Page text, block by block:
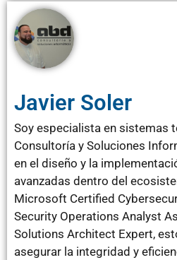
Javier Soler
Soy especialista en sistemas
Consultoría y Soluciones
en el diseño y la
avanzadas dentro del
Microsoft Certified
Security Operations Analyst
Solutions Architect Expert,
asegurar la integridad y